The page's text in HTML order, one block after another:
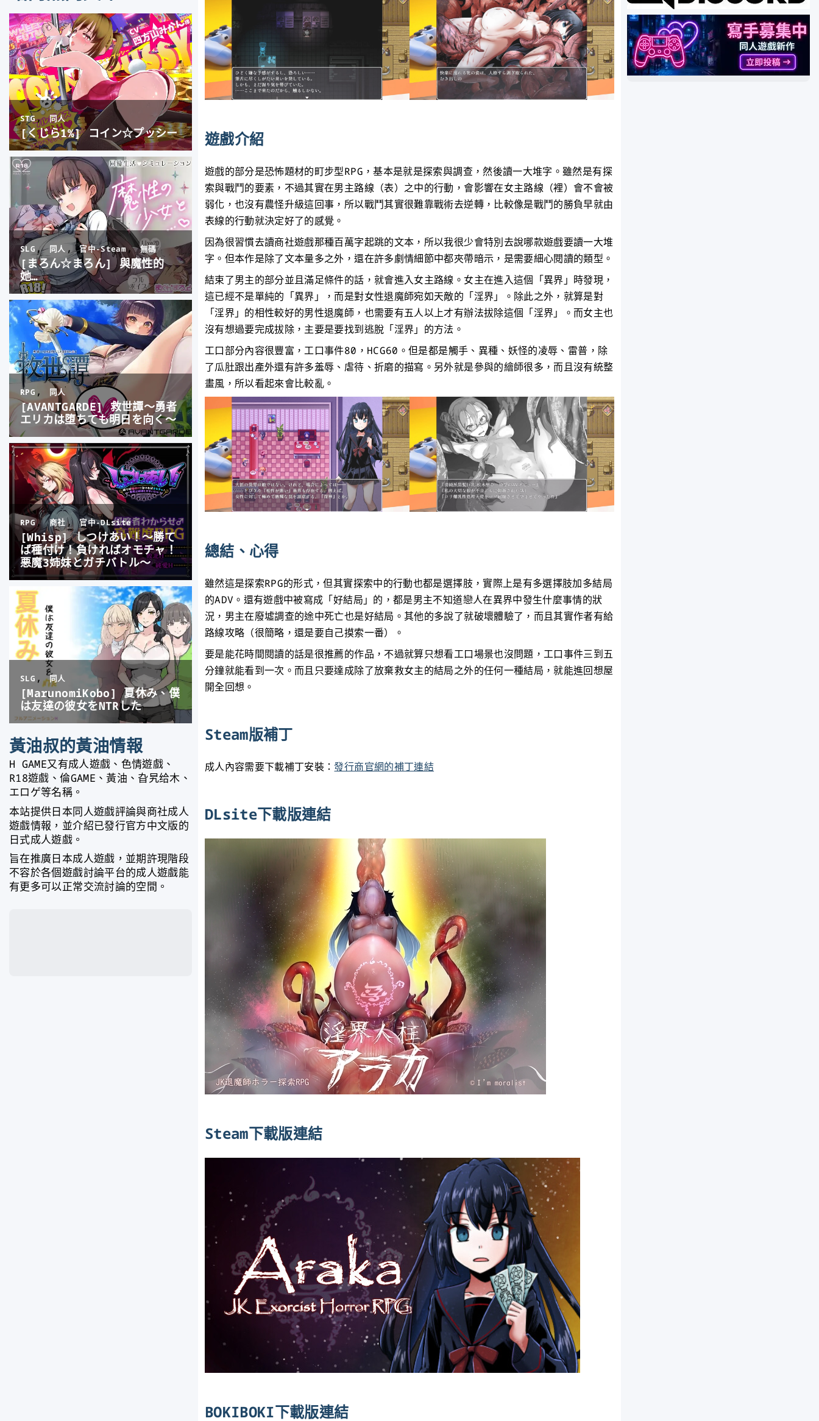
遊戲介紹
遊戲的部分是恐怖題材的町步型RPG，基本是就是探索與調查，然後讀一大堆字。雖然是有探
索與戰鬥的要素，不過其實在男主路線（表）之中的行動，會影響在女主路線（裡）會不會被
弱化，也沒有農怪升級這回事，所以戰鬥其實很難靠戰術去逆轉，比較像是戰鬥的勝負早就由
表線的行動就決定好了的感覺。
因為很習慣去讀商社遊戲那種百萬字起跳的文本，所以我很少會特別去說哪款遊戲要讀一大堆
字。但本作是除了文本量多之外，還在許多劇情細節中都夾帶暗示，是需要細心閱讀的類型。
結束了男主的部分並且滿足條件的話，就會進入女主路線。女主在進入這個「異界」時發現，
這已經不是單純的「異界」，而是對女性退魔師宛如天敵的「淫界」。除此之外，就算是對
「淫界」的相性較好的男性退魔師，也需要有五人以上才有辦法拔除這個「淫界」。而女主也
沒有想過要完成拔除，主要是要找到逃脫「淫界」的方法。
工口部分內容很豐富，工口事件80，HCG60。但是都是觸手、異種、妖怪的凌辱、雷普，除
了瓜肚跟出產外還有許多羞辱、虐待、折磨的描寫。另外就是參與的繪師很多，而且沒有統整
畫風，所以看起來會比較亂。
總結、心得
雖然這是探索RPG的形式，但其實探索中的行動也都是選擇肢，實際上是有多選擇肢加多結局
的ADV。還有遊戲中被寫成「好結局」的，都是男主不知道戀人在異界中發生什麼事情的狀
況，男主在廢墟調查的途中死亡也是好結局。其他的多說了就破壞體驗了，而且其實作者有給
路線攻略（很簡略，還是要自己摸索一番）。
要是能花時間閱讀的話是很推薦的作品，不過就算只想看工口場景也沒問題，工口事件三到五
分鐘就能看到一次。而且只要達成除了放棄救女主的結局之外的任何一種結局，就能進回想屋
開全回想。
Steam版補丁
成人內容需要下載補丁安裝：發行商官網的補丁連結
DLsite下載版連結
Steam下載版連結
BOKIBOKI下載版連結
黃油叔的黃油情報
H GAME又有成人遊戲、色情遊戲、
R18遊戲、倫GAME、黃油、旮旯给木、
エロゲ等名稱。
本站提供日本同人遊戲評論與商社成人
遊戲情報，並介紹已發行官方中文版的
日式成人遊戲。
旨在推廣日本成人遊戲，並期許現階段
不容於各個遊戲討論平台的成人遊戲能
有更多可以正常交流討論的空間。